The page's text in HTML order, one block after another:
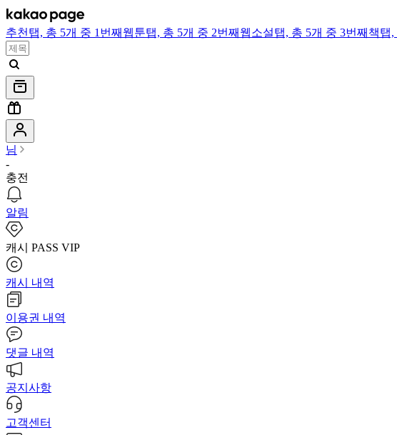
추천 탭, 총 5개 중 1번째 웹툰탭, 총 5개 중 2번째 웹소설탭, 총 5개 중 3번째 책탭,
님
-
충전
알림
캐시 PASS VIP
캐시 내역
이용권 내역
댓글 내역
공지사항
고객센터